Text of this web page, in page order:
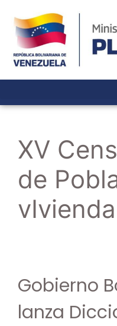
XV
de
vIvienda
Gobierno
lanza